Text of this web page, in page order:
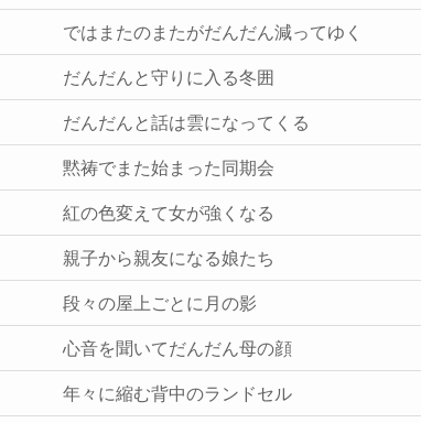
ではまたのまたがだんだん減ってゆく
だんだんと守りに入る冬囲
だんだんと話は雲になってくる
黙祷でまた始まった同期会
紅の色変えて女が強くなる
親子から親友になる娘たち
段々の屋上ごとに月の影
心音を聞いてだんだん母の顔
年々に縮む背中のランドセル